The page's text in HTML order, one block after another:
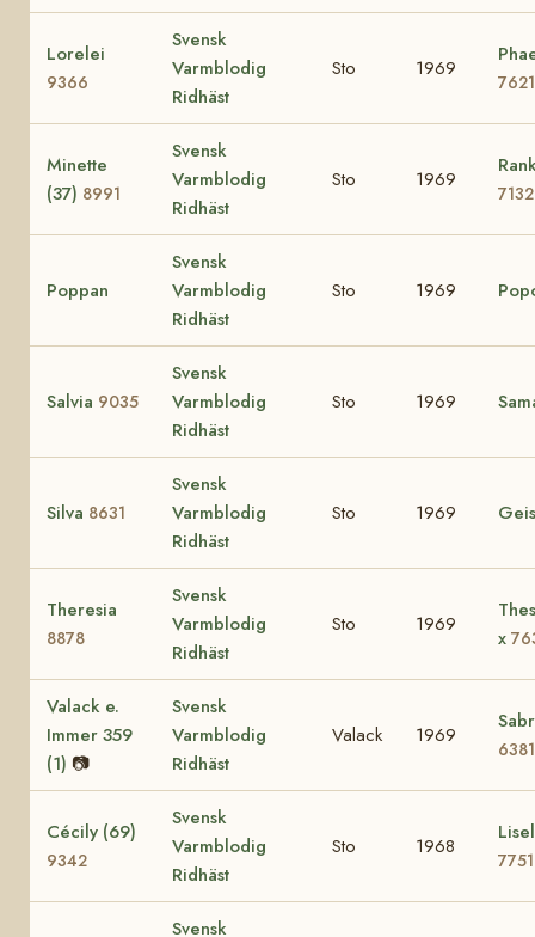
Lorelei
9366
Svensk
Varmblodig
Ridhäst
Sto 1969
7621
Minette
(37) 8991
Svensk
Varmblodig
Ridhäst
Sto 1969
7132
Poppan
Svensk
Varmblodig
Ridhäst
Sto 1969
Salvia 9035
Svensk
Varmblodig
Ridhäst
Sto 1969
Silva 8631
Svensk
Varmblodig
Ridhäst
Sto 1969
Theresia
8878
Svensk
Varmblodig
Ridhäst
Sto 1969
x
Valack e.
Immer 359
(1) 📷
Svensk
Varmblodig
Ridhäst
Valack 1969
6381
Cécily (69)
9342
Svensk
Varmblodig
Ridhäst
Sto 1968
7751
Svensk